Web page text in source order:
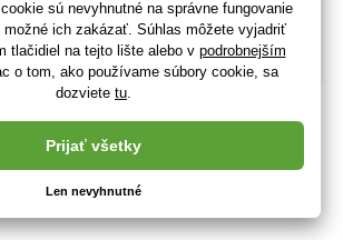
fixky s glitrami 8 farieb